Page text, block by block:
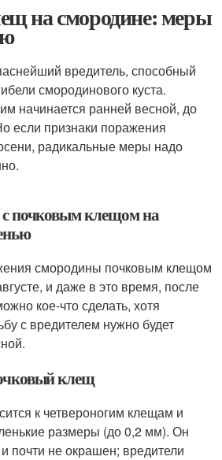
на смородине: меры
вредитель, способный
смородинового куста.
начинается ранней весной, до
если признаки поражения
радикальные меры надо
почковым клещом на
смородины почковым клещом
и даже в это время, после
кое-что сделать, хотя
с вредителем нужно будет
клещ
к четвероногим клещам и
размеры (до 0,2 мм). Он
почти не окрашен; вредители